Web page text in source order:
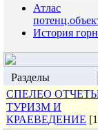
Атлас
История
Разделы
СПЕЛЕО
ТУРИЗМ И
КРАЕВЕДЕНИЕ